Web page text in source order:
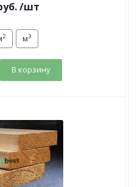
/шт
2 м3
В корзину